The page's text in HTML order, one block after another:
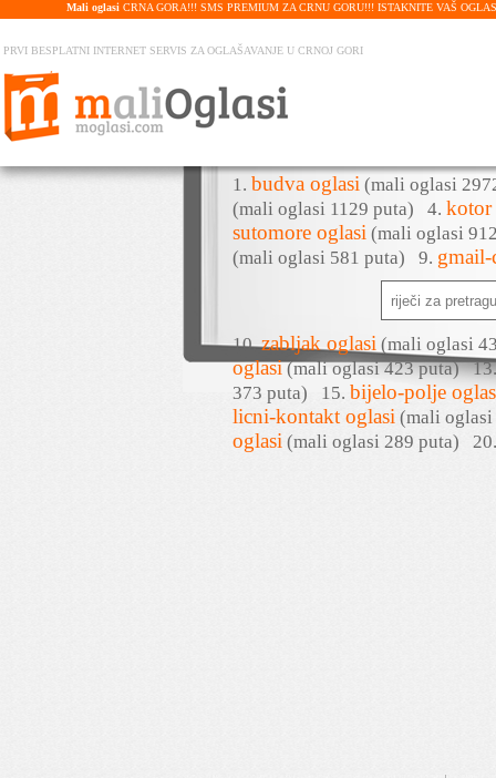
Mali oglasi CRNA GORA!!! SMS PREMIUM ZA CRNU GORU!!! ISTAKNITE VAŠ
PRVI BESPLATNI INTERNET SERVIS ZA OGLAŠAVANJE U CRNOJ GORI
1. budva oglasi (mali oglasi
(mali oglasi 1129 puta) 4. kotor
sutomore oglasi (mali oglasi
(mali oglasi 581 puta) 9. gmail-
10. zabljak oglasi (mali oglasi
oglasi(mali oglasi 423 puta)13.
373 puta) 15. bijelo-polje
licni-kontakt oglasi (mali
oglasi (mali oglasi 289 puta) 20.